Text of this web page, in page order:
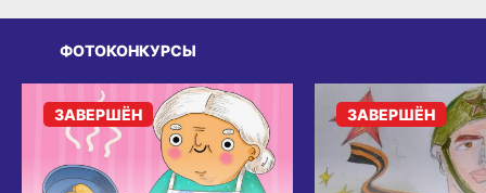
ФОТОКОНКУРСЫ
ЗАВЕРШЁН ЗАВЕРШЁН